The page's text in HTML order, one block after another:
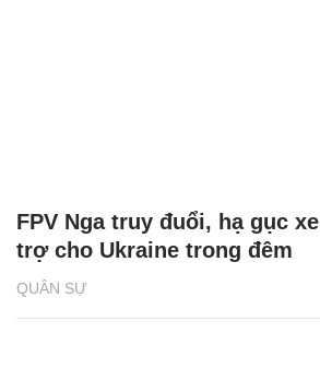
QUÂN SỰ
FPV Nga truy đuổi, hạ gục
trợ cho Ukraine trong đêm